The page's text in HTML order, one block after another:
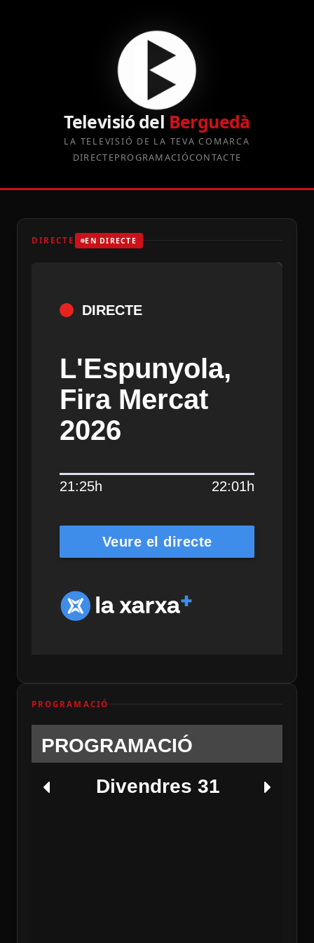
Televisió del Berguedà
LA TELEVISIÓ DE LA TEVA COMARCA
DIRECTEPROGRAMACIÓCONTACTE
DIRECTE EN DIRECTE
DIRECTE
L'Espunyola,
Fira Mercat
2026
21:25h 22:01h
Veure el directe
PROGRAMACIÓ
PROGRAMACIÓ
Divendres 31